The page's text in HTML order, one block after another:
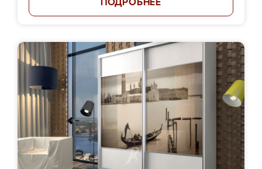
ПОДРОБНЕЕ